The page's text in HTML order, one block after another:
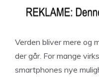
Verden bliver mere og
der går. For mange
smartphones nye